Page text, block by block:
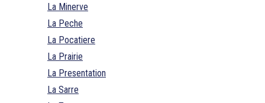
La Minerve
La Peche
La Pocatiere
La Prairie
La Presentation
La Sarre